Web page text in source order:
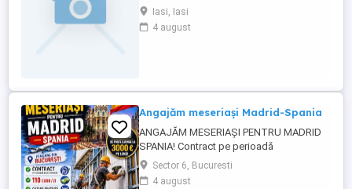
constructii civile si industriale. Santierele
sunt in Iasi si in judet Este necesara
experienta si cunoasterea in detaliu a
Iasi, Iasi
4 august
Angajăm meseriași Madrid-Spania
ANGAJĂM MESERIAȘI PENTRU MADRID
SPANIA! Contract pe perioadă
nedeterminată Plecare din București 110 zi
Cazare gratuită Transport gratuit O masă
Sector 6, Bucuresti
4 august